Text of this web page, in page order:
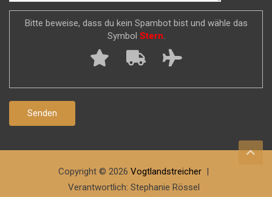
Bitte beweise, dass du kein Spambot bist und wähle das
Symbol Stern.
Copyright © 2026 Vogtlandstreicher
Verantwortlich: Stephanie Rössel